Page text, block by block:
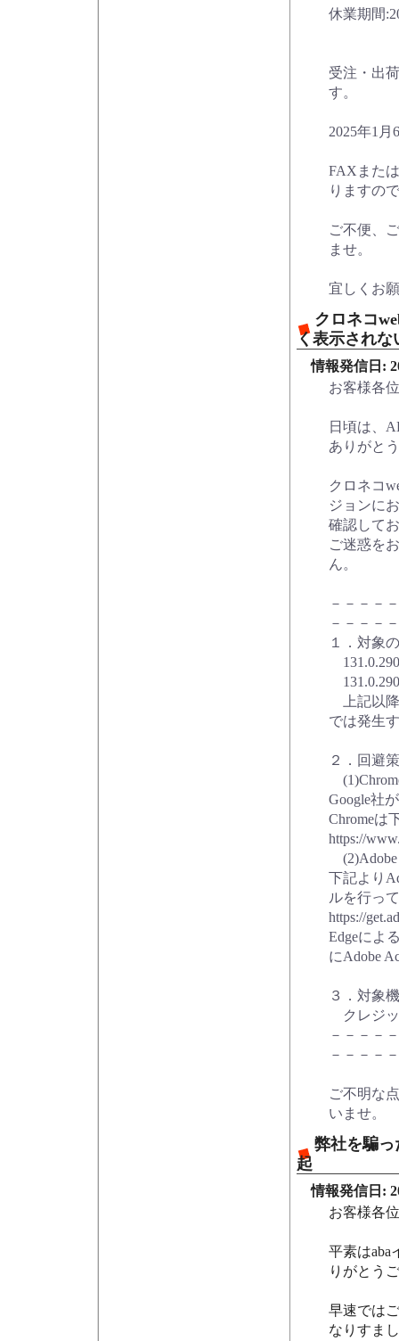
休業期間
受注・出
す。
2025年1
FAXまた
りますの
ご不便、
ませ。
宜しくお
クロネコ
く表示され
情報発信日:
お客様各位
日頃は、
ありがと
クロネコ
ジョンに
確認して
ご迷惑を
ん。
－－－－
－－－－
１．対象
上記以降
では発生
２．回避策
Google社
Chromeは
https://
(2)Adobe
下記より
ルを行っ
https://
Edgeによ
にAdobe
３．対象
クレジッ
－－－－
－－－－
ご不明な
いませ。
弊社を騙
起
情報発信日:
お客様各位
平素はaba
りがとう
早速では
なりすま